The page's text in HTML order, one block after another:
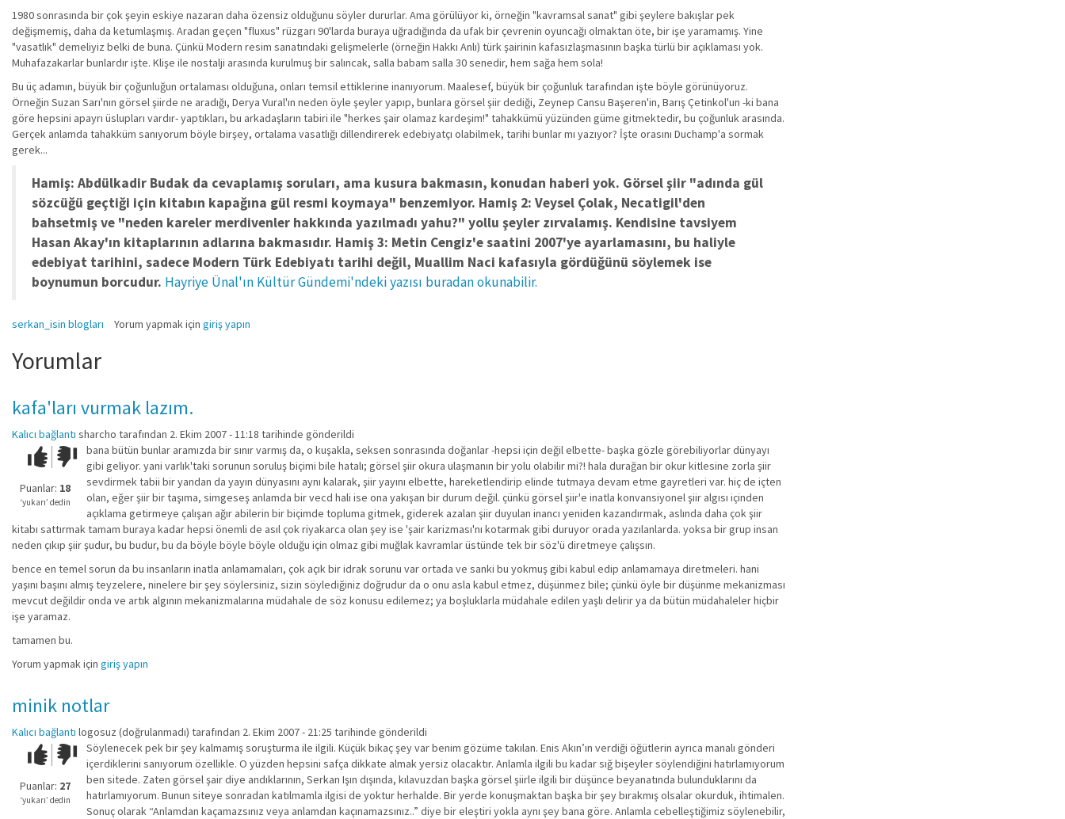
1980 sonrasında bir çok şeyin eskiye nazaran daha özensiz olduğunu söyler dururlar. Ama görülüyor ki, örneğin "kavramsal sanat" gibi şeylere bakışlar pek
değişmemiş, daha da ketumlaşmış. Aradan geçen "fluxus" rüzgarı 90'larda buraya uğradığında da ufak bir çevrenin oyuncağı olmaktan öte, bir işe yaramamış. Yine
"vasatlık" demeliyiz belki de buna. Çünkü Modern resim sanatındaki gelişmelerle (örneğin Hakkı Anlı) türk şairinin kafasızlaşmasının başka türlü bir açıklaması yok.
Muhafazakarlar bunlardır işte. Klişe ile nostalji arasında kurulmuş bir salıncak, salla babam salla 30 senedir, hem sağa hem sola!
Bu üç adamın, büyük bir çoğunluğun ortalaması olduğuna, onları temsil ettiklerine inanıyorum. Maalesef, büyük bir çoğunluk tarafından işte böyle görünüyoruz.
Örneğin Suzan Sarı'nın görsel şiirde ne aradığı, Derya Vural'ın neden öyle şeyler yapıp, bunlara görsel şiir dediği, Zeynep Cansu Başeren'in, Barış Çetinkol'un -ki bana
göre hepsini apayrı üslupları vardır- yaptıkları, bu arkadaşların tabiri ile "herkes şair olamaz kardeşim!" tahakkümü yüzünden güme gitmektedir, bu çoğunluk arasında.
Gerçek anlamda tahakküm sanıyorum böyle birşey, ortalama vasatlığı dillendirerek edebiyatçı olabilmek, tarihi bunlar mı yazıyor? İşte orasını Duchamp'a sormak
gerek...
Hamiş: Abdülkadir Budak da cevaplamış soruları, ama kusura bakmasın, konudan haberi yok. Görsel şiir "adında gül
sözcüğü geçtiği için kitabın kapağına gül resmi koymaya" benzemiyor. Hamiş 2: Veysel Çolak, Necatigil'den
bahsetmiş ve "neden kareler merdivenler hakkında yazılmadı yahu?" yollu şeyler zırvalamış. Kendisine tavsiyem
Hasan Akay'ın kitaplarının adlarına bakmasıdır. Hamiş 3: Metin Cengiz'e saatini 2007'ye ayarlamasını, bu haliyle
edebiyat tarihini, sadece Modern Türk Edebiyatı tarihi değil, Muallim Naci kafasıyla gördüğünü söylemek ise
boynumun borcudur. Hayriye Ünal'ın Kültür Gündemi'ndeki yazısı buradan okunabilir.
serkan_isin blogları Yorum yapmak için giriş yapın
Yorumlar
kafa'ları vurmak lazım.
Kalıcı bağlantı sharcho tarafından 2. Ekim 2007 - 11:18 tarihinde gönderildi
Çok iyi!O
kadar
iyi
değil!
Puanlar: 18
‘yukarı’ dedin
bana bütün bunlar aramızda bir sınır varmış da, o kuşakla, seksen sonrasında doğanlar -hepsi için değil elbette- başka gözle görebiliyorlar dünyayı
gibi geliyor. yani varlık'taki sorunun soruluş biçimi bile hatalı; görsel şiir okura ulaşmanın bir yolu olabilir mi?! hala durağan bir okur kitlesine zorla şiir
sevdirmek tabii bir yandan da yayın dünyasını aynı kalarak, şiir yayını elbette, hareketlendirip elinde tutmaya devam etme gayretleri var. hiç de içten
olan, eğer şiir bir taşıma, simgeseş anlamda bir vecd hali ise ona yakışan bir durum değil. çünkü görsel şiir'e inatla konvansiyonel şiir algısı içinden
açıklama getirmeye çalışan ağır abilerin bir biçimde topluma gitmek, giderek azalan şiir duyulan inancı yeniden kazandırmak, aslında daha çok şiir
kitabı sattırmak tamam buraya kadar hepsi önemli de asıl çok riyakarca olan şey ise 'şair karizması'nı kotarmak gibi duruyor orada yazılanlarda. yoksa bir grup insan
neden çıkıp şiir şudur, bu budur, bu da böyle böyle böyle olduğu için olmaz gibi muğlak kavramlar üstünde tek bir söz'ü diretmeye çalışsın.
bence en temel sorun da bu insanların inatla anlamamaları, çok açık bir idrak sorunu var ortada ve sanki bu yokmuş gibi kabul edip anlamamaya diretmeleri. hani
yaşını başını almış teyzelere, ninelere bir şey söylersiniz, sizin söylediğiniz doğrudur da o onu asla kabul etmez, düşünmez bile; çünkü öyle bir düşünme mekanizması
mevcut değildir onda ve artık algının mekanizmalarına müdahale de söz konusu edilemez; ya boşluklarla müdahale edilen yaşlı delirir ya da bütün müdahaleler hiçbir
işe yaramaz.
tamamen bu.
Yorum yapmak için giriş yapın
minik notlar
Kalıcı bağlantı logosuz (doğrulanmadı) tarafından 2. Ekim 2007 - 21:25 tarihinde gönderildi
Çok iyi!O
kadar
iyi
değil!
Puanlar: 27
‘yukarı’ dedin
Söylenecek pek bir şey kalmamış soruşturma ile ilgili. Küçük bikaç şey var benim gözüme takılan. Enis Akın’ın verdiği öğütlerin ayrıca manalı gönderi
içerdiklerini sanıyorum özellikle. O yüzden hepsini safça dikkate almak yersiz olacaktır. Anlamla ilgili bu kadar sığ bişeyler söylendiğini hatırlamıyorum
ben sitede. Zaten görsel şair diye andıklarının, Serkan Işın dışında, kılavuzdan başka görsel şiirle ilgili bir düşünce beyanatında bulunduklarını da
hatırlamıyorum. Bunun siteye sonradan katılmamla ilgisi de yoktur herhalde. Bir yerde konuşmaktan başka bir şey bırakmış olsalar okurduk, ihtimalen.
Sonuç olarak “Anlamdan kaçamazsınız veya anlamdan kaçınamazsınız..” diye bir eleştiri yokla aynı şey bana göre. Anlamla cebelleştiğimiz söylenebilir,